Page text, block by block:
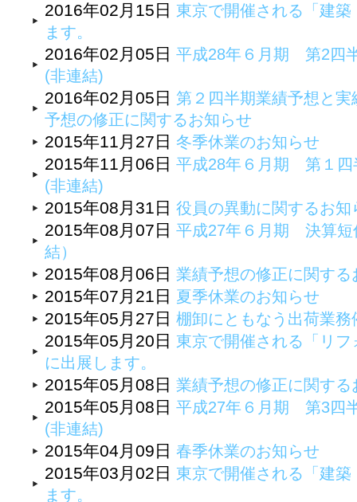
2016年02月15日 東京で開催される「建
ます。
2016年02月05日 平成28年６月期 第2四
(非連結)
2016年02月05日 第２四半期業績予想と
予想の修正に関するお知らせ
2015年11月27日 冬季休業のお知らせ
2015年11月06日 平成28年６月期 第１
(非連結)
2015年08月31日 役員の異動に関するお知
2015年08月07日 平成27年６月期 決算短
結）
2015年08月06日 業績予想の修正に関する
2015年07月21日 夏季休業のお知らせ
2015年05月27日 棚卸にともなう出荷業務
2015年05月20日 東京で開催される「リ
に出展します。
2015年05月08日 業績予想の修正に関する
2015年05月08日 平成27年６月期 第3四
(非連結)
2015年04月09日 春季休業のお知らせ
2015年03月02日 東京で開催される「建
ます。